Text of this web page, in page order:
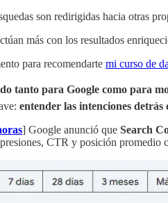
son redirigidas hacia otras
más con los resultados
para recomendarte mi curso de
tanto para Google como para
entender las intenciones detrás
] Google anunció que Search
CTR y posición promedio